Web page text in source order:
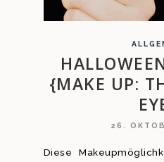
{MAKE UP:
26.
Diese